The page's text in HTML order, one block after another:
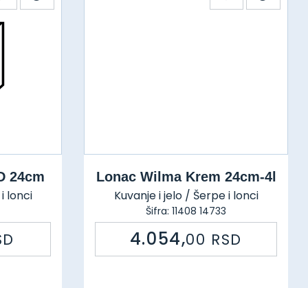
24cm
lonci
Lonac Wilma Krem 24cm-4l
Kuvanje i jelo / Šerpe i lonci
Šifra: 11408 14733
4.054,00 RSD